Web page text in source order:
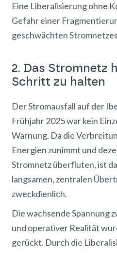
Eine Liberalisierung ohne
Gefahr einer
geschwächten
2. Das Stromnetz
Schritt zu halten
Der Stromausfall auf der
Frühjahr 2025 war kein
Warnung. Da die
Energien zunimmt und
Stromnetz überfluten, ist
langsamen, zentralen
zweckdienlich.
Die wachsende Spannung
und operativer Realität
gerückt. Durch die